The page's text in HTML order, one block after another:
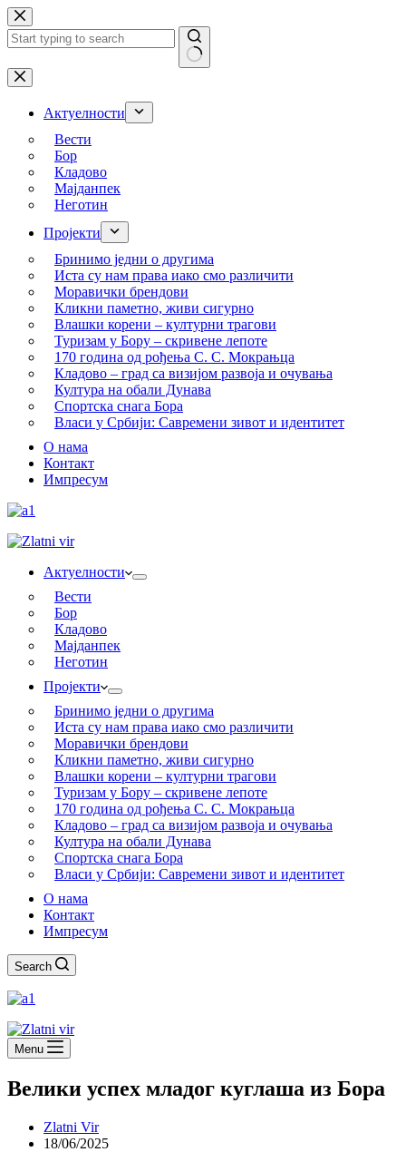
Skip
to
content
No
results
Актуелности
Вести
Бор
Кладово
Мајданпек
Неготин
Пројекти
Бринимо једни о другима
Иста су нам права иако смо различити
Моравички брендови
Кликни паметно, живи сигурно
Влашки корени – културни трагови
Туризам у Бору – скривене лепоте
170 година од рођења С. С. Мокрањца
Кладово – град са визијом развоја и очувања
Култура на обали Дунава
Спортска снага Бора
Власи у Србији: Савремени зивот и идентитет
О нама
Контакт
Импресум
Актуелности
Вести
Бор
Кладово
Мајданпек
Неготин
Пројекти
Бринимо једни о другима
Иста су нам права иако смо различити
Моравички брендови
Кликни паметно, живи сигурно
Влашки корени – културни трагови
Туризам у Бору – скривене лепоте
170 година од рођења С. С. Мокрањца
Кладово – град са визијом развоја и очувања
Култура на обали Дунава
Спортска снага Бора
Власи у Србији: Савремени зивот и идентитет
О нама
Контакт
Импресум
Search
Menu
Велики успех младог куглаша из Бора
Zlatni Vir
18/06/2025